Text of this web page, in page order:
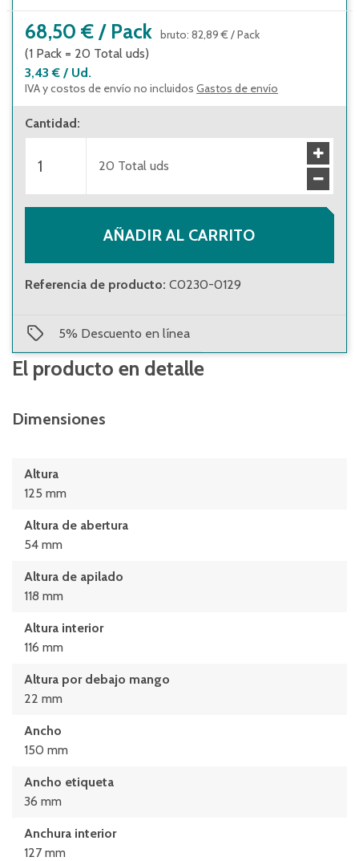
68,50 € / Pack bruto: 82,89 € /Pack
(1 Pack = 20 Total uds)
3,43 € / Ud.
IVA y costos de envío no incluidos Gastos de envío
Cantidad:
20 Total uds
AÑADIR AL CARRITO
Referencia de producto: C0230-0129
5% Descuento en línea
El producto en detalle
Dimensiones
Altura
125 mm
Altura de abertura
54 mm
Altura de apilado
118 mm
Altura interior
116 mm
Altura por debajo mango
22 mm
Ancho
150 mm
Ancho etiqueta
36 mm
Anchura interior
127 mm